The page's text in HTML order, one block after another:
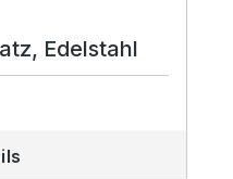
Edelstahl